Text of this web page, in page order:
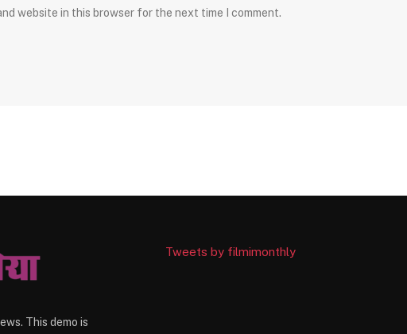
website in this browser for the next time I comment.
This demo is
Tweets by filmimonthly